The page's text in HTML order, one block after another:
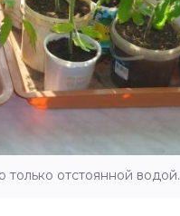
только отстоянной водой.